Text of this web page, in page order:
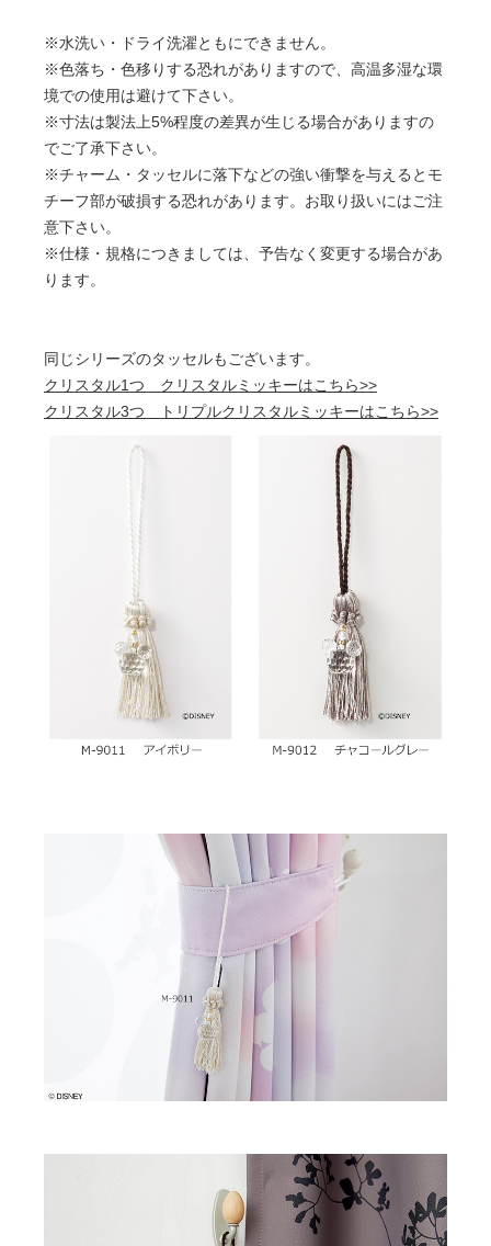
※水洗い・ドライ洗濯ともにできません。
※色落ち・色移りする恐れがありますので、高温多湿な環
境での使用は避けて下さい。
※寸法は製法上5%程度の差異が生じる場合がありますの
でご了承下さい。
※チャーム・タッセルに落下などの強い衝撃を与えるとモ
チーフ部が破損する恐れがあります。お取り扱いにはご注
意下さい。
※仕様・規格につきましては、予告なく変更する場合があ
ります。
同じシリーズのタッセルもございます。
クリスタル1つ クリスタルミッキーはこちら>>
クリスタル3つ トリプルクリスタルミッキーはこちら>>